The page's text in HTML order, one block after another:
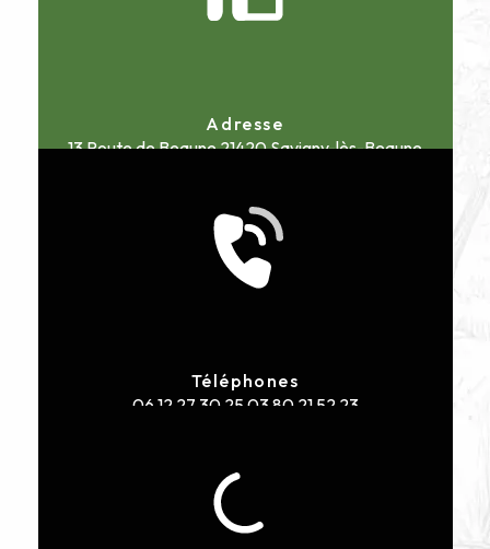
Adresse
13 Route de Beaune21420 Savigny-lès-Beaune
Téléphones
06 12 27 30 25 03 80 21 52 23